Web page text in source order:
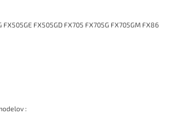
FX505GD FX705 FX705G FX705GM FX86
: